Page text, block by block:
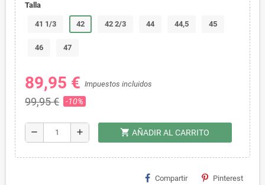
Talla
41 1/3 42 42 2/3 44 44,5 45
46 47
89,95 € Impuestos incluidos
99,95 € -10%
remove add shopping_cart AÑADIR AL CARRITO
Compartir Pinterest